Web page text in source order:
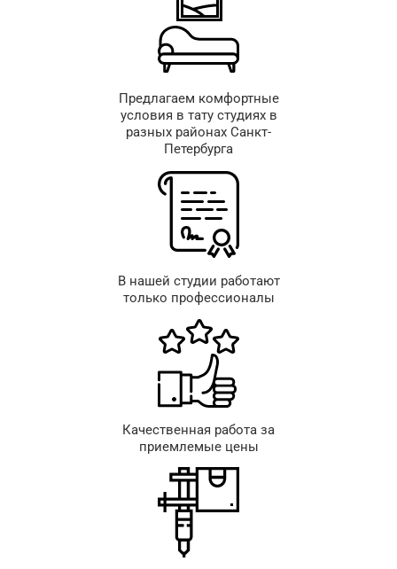
Предлагаем комфортные
условия в тату студиях в
разных районах Санкт-
Петербурга
В нашей студии работают
только профессионалы
Качественная работа за
приемлемые цены